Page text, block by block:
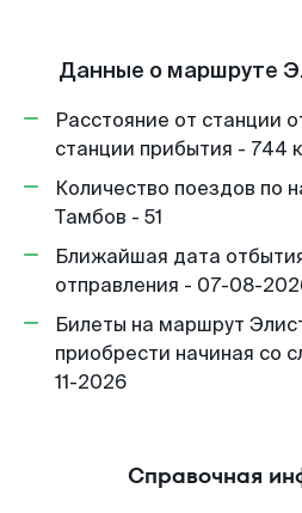
Данные о маршруте
Расстояние от станции
станции прибытия - 744
Количество поездов по
Тамбов - 51
Ближайшая дата
отправления - 07-08-
Билеты на маршрут
приобрести начиная со
11-2026
Справочная